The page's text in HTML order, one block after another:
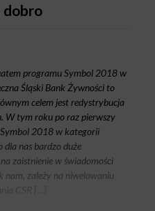
dobro
programu Symbol 2018 w
Śląski Bank Żywności to
celem jest redystrybucja
W tym roku po raz pierwszy
2018 w kategorii
dla nas bardzo duże
zaistnienie w świadomości
nam, zależy na niwelowaniu